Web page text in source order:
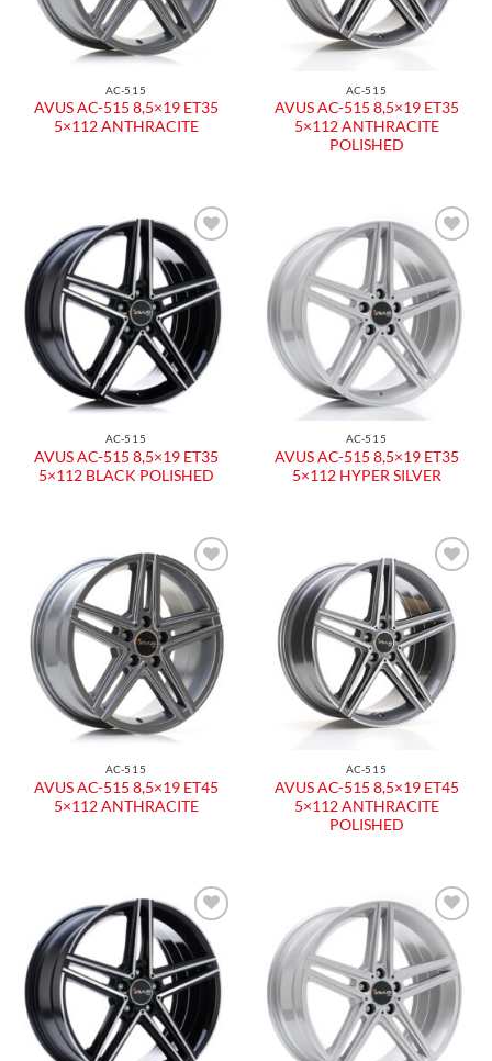
AC-515
AVUS AC-515 8,5×19 ET35
5×112 ANTHRACITE
AC-515
AVUS AC-515 8,5×19 ET35
5×112 ANTHRACITE
POLISHED
Aggiungi
alla lista
dei
desideri
AC-515
AVUS AC-515 8,5×19 ET35
5×112 BLACK POLISHED
Aggiungi
alla lista
dei
desideri
AC-515
AVUS AC-515 8,5×19 ET35
5×112 HYPER SILVER
Aggiungi
alla lista
dei
desideri
AC-515
AVUS AC-515 8,5×19 ET45
5×112 ANTHRACITE
Aggiungi
alla lista
dei
desideri
AC-515
AVUS AC-515 8,5×19 ET45
5×112 ANTHRACITE
POLISHED
Aggiungi
alla lista
dei
desideri
Aggiungi
alla lista
dei
desideri